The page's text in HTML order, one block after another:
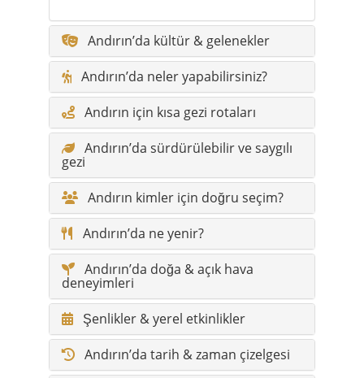
Andırın’da kültür & gelenekler
Andırın’da neler yapabilirsiniz?
Andırın için kısa gezi rotaları
Andırın’da sürdürülebilir ve saygılı
gezi
Andırın kimler için doğru seçim?
Andırın’da ne yenir?
Andırın’da doğa & açık hava
deneyimleri
Şenlikler & yerel etkinlikler
Andırın’da tarih & zaman çizelgesi